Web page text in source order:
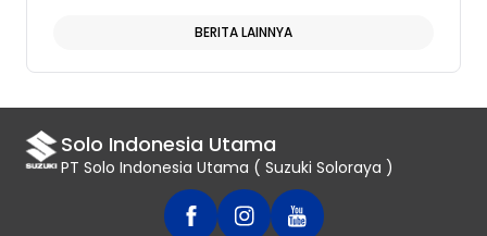
BERITA LAINNYA
Solo Indonesia Utama
PT Solo Indonesia Utama ( Suzuki Soloraya )